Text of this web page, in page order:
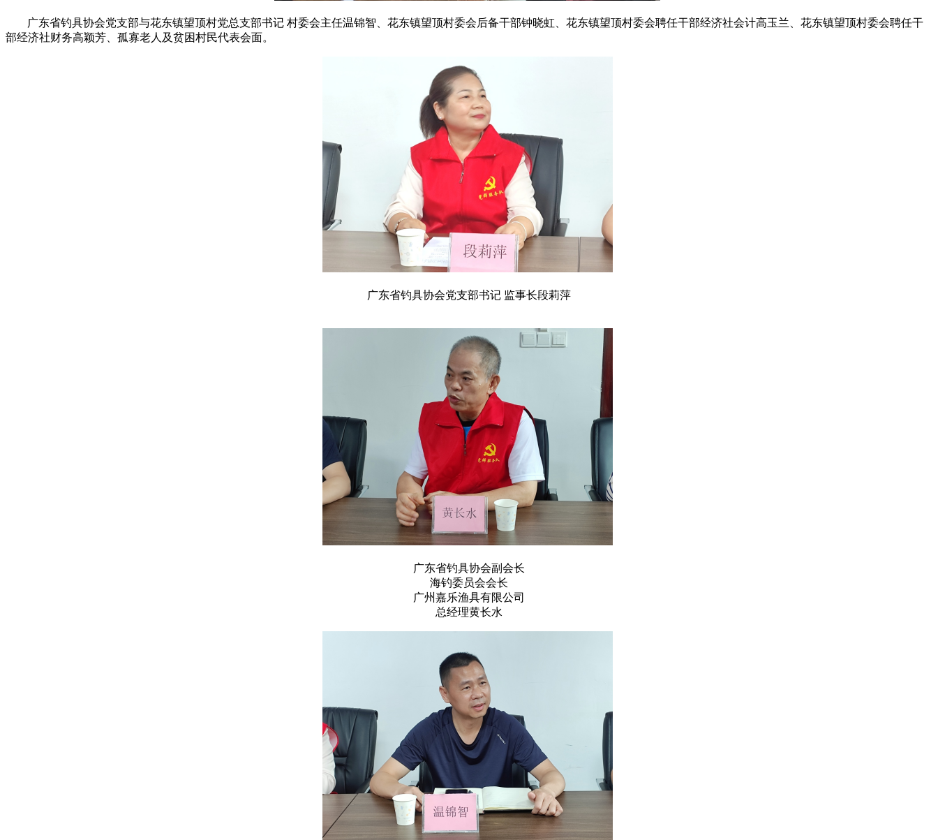
广东省钓具协会党支部与花东镇望顶村党总支部书记 村委会主任温锦智、花东镇望顶村委会后备干部钟晓虹、花东镇望顶村委会聘任干部经济社会计高玉兰、花东镇望顶村委会聘任干
部经济社财务高颖芳、孤寡老人及贫困村民代表会面。
广东省钓具协会党支部书记 监事长段莉萍
广东省钓具协会副会长
海钓委员会会长
广州嘉乐渔具有限公司
总经理黄长水